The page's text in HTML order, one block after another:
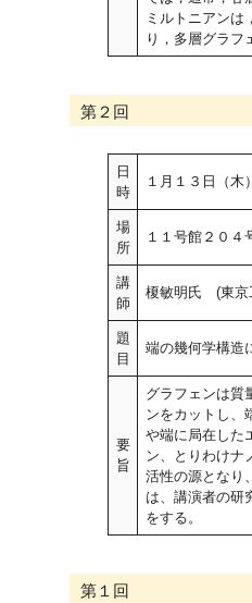
ミルトニアンは
り，多層グラフ
第２回
日
時
１月１３日（
場
所
１１号館２０４
講
師
榎敏明氏 (東京
題
目
端の幾何学構造
要
旨
グラフェンは質
ンをカットし、
や端に局在した
ン、とりわけナ
活性の源となり
は、講演者の研
をする。
第１回